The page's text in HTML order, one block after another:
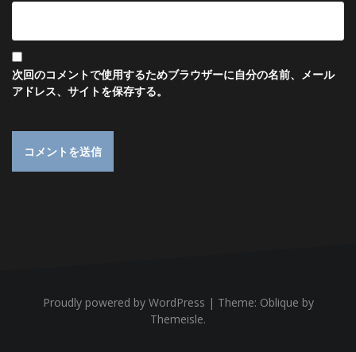
次回のコメントで使用するためブラウザーに自分の名前、メール
アドレス、サイトを保存する。
Proudly powered by WordPress | Theme: Oblique by
Themeisle.